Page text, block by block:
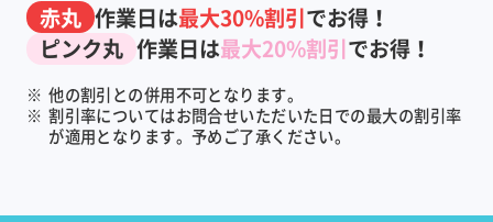
赤丸 作業日は最大30%割引でお得！
ピンク丸 作業日は最大20%割引でお得！
※ 他の割引との併用不可となります。
※ 割引率についてはお問合せいただいた日での最大の割引率
が適用となります。予めご了承ください。